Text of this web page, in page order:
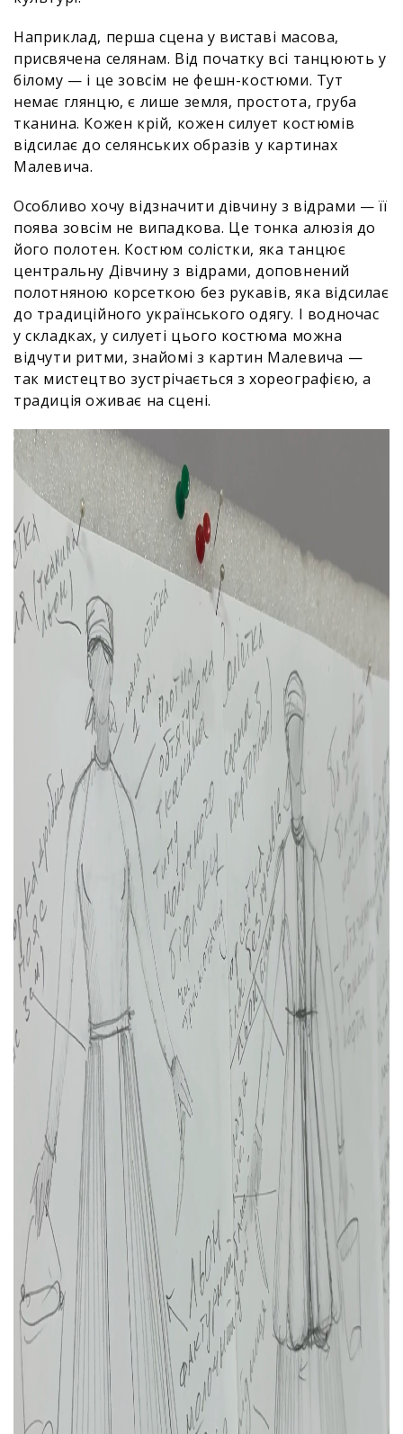
Наприклад, перша сцена у виставі масова,
присвячена селянам. Від початку всі танцюють у
білому — і це зовсім не фешн-костюми. Тут
немає глянцю, є лише земля, простота, груба
тканина. Кожен крій, кожен силует костюмів
відсилає до селянських образів у картинах
Малевича.
Особливо хочу відзначити дівчину з відрами — її
поява зовсім не випадкова. Це тонка алюзія до
його полотен. Костюм солістки, яка танцює
центральну Дівчину з відрами, доповнений
полотняною корсеткою без рукавів, яка відсилає
до традиційного українського одягу. І водночас
у складках, у силуеті цього костюма можна
відчути ритми, знайомі з картин Малевича —
так мистецтво зустрічається з хореографією, а
традиція оживає на сцені.